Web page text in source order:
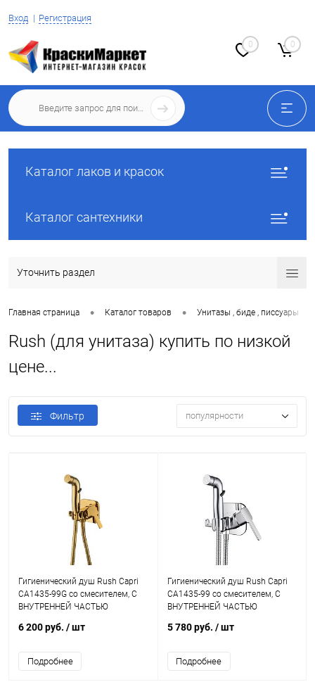
Вход Регистрация
0 0
Каталог лаков и красок
Каталог сантехники
Уточнить раздел
Главная страница • Каталог товаров • Унитазы , биде , писсуары
Rush (для унитаза) купить по низкой
цене...
Фильтр популярности
Гигиенический душ Rush Capri
CA1435-99G со смесителем, С
ВНУТРЕННЕЙ ЧАСТЬЮ
6 200 руб. / шт
Подробнее
Гигиенический душ Rush Capri
CA1435-99 со смесителем, С
ВНУТРЕННЕЙ ЧАСТЬЮ
5 780 руб. / шт
Подробнее